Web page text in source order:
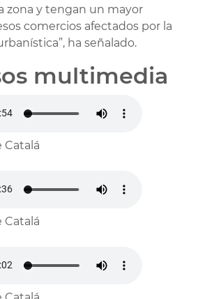
zona y tengan un mayor
comercios afectados por la
ha señalado.
multimedia
Catalá
Catalá